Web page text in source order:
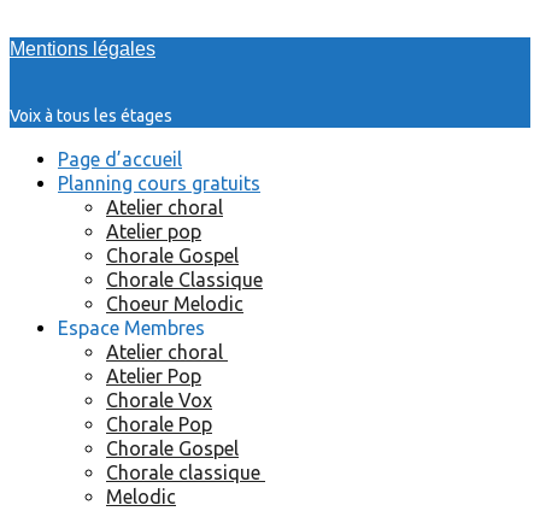
Mentions légales
Voix à tous les étages
Page d’accueil
Planning cours gratuits
Atelier choral
Atelier pop
Chorale Gospel
Chorale Classique
Choeur Melodic
Espace Membres
Atelier choral
Atelier Pop
Chorale Vox
Chorale Pop
Chorale Gospel
Chorale classique
Melodic